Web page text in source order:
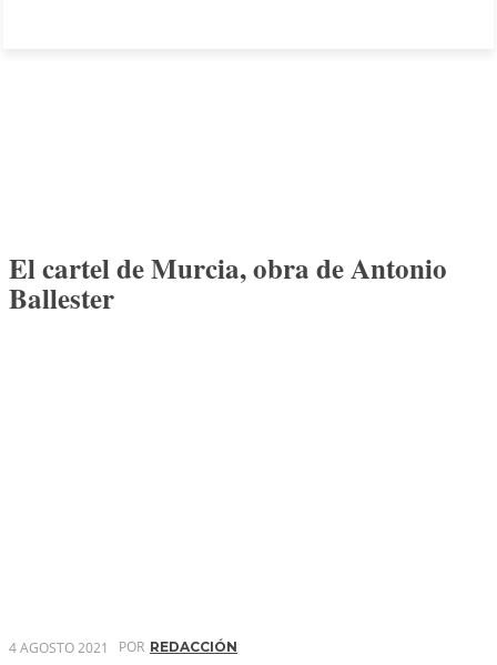
El cartel de Murcia, obra de Antonio
Ballester
4 AGOSTO 2021 POR REDACCIÓN